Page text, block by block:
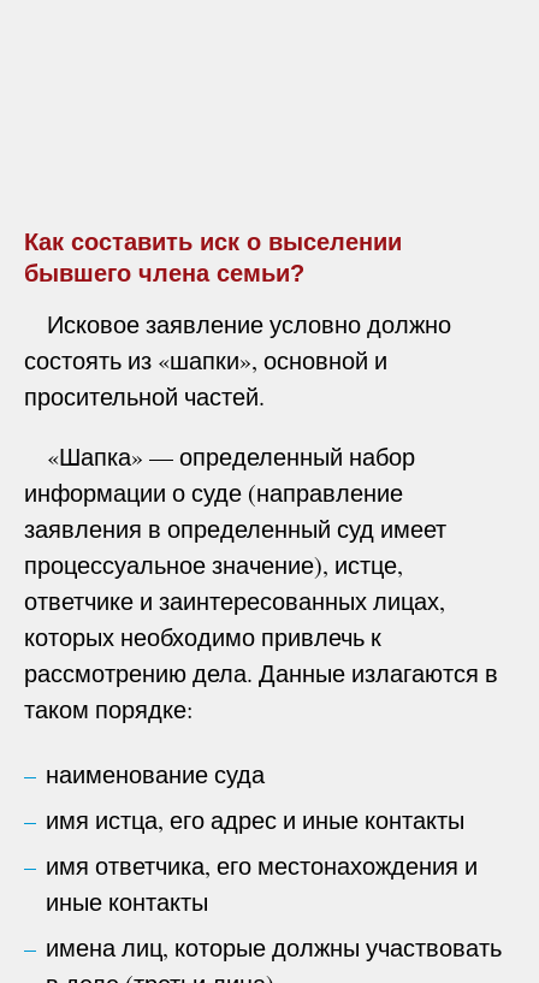
Как составить иск о выселении
бывшего члена семьи?
Исковое заявление условно должно
состоять из «шапки», основной и
просительной частей.
«Шапка» — определенный набор
информации о суде (направление
заявления в определенный суд имеет
процессуальное значение), истце,
ответчике и заинтересованных лицах,
которых необходимо привлечь к
рассмотрению дела. Данные излагаются в
таком порядке:
наименование суда
имя истца, его адрес и иные контакты
имя ответчика, его местонахождения и
иные контакты
имена лиц, которые должны участвовать